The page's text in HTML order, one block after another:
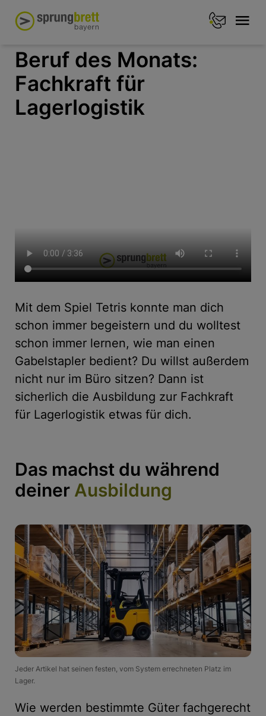
Beruf des Monats:
Fachkraft für
Lagerlogistik
Mit dem Spiel Tetris konnte man dich
schon immer begeistern und du wolltest
schon immer lernen, wie man einen
Gabelstapler bedient? Du willst außerdem
nicht nur im Büro sitzen? Dann ist
sicherlich die Ausbildung zur Fachkraft
für Lagerlogistik etwas für dich.
Das machst du während
deiner Ausbildung
Jeder Artikel hat seinen festen, vom System errechneten Platz im
Lager.
Wie werden bestimmte Güter fachgerecht